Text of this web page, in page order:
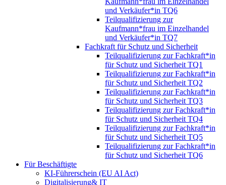
und Verkäufer*in TQ6
Teilqualifizierung zur
Kaufmann*frau im Einzelhandel
und Verkäufer*in TQ7
Fachkraft für Schutz und Sicherheit
Teilqualifizierung zur Fachkraft*in
für Schutz und Sicherheit TQ1
Teilqualifizierung zur Fachkraft*in
für Schutz und Sicherheit TQ2
Teilqualifizierung zur Fachkraft*in
für Schutz und Sicherheit TQ3
Teilqualifizierung zur Fachkraft*in
für Schutz und Sicherheit TQ4
Teilqualifizierung zur Fachkraft*in
für Schutz und Sicherheit TQ5
Teilqualifizierung zur Fachkraft*in
für Schutz und Sicherheit TQ6
Für Beschäftigte
KI-Führerschein (EU AI Act)
Digitalisierung& IT